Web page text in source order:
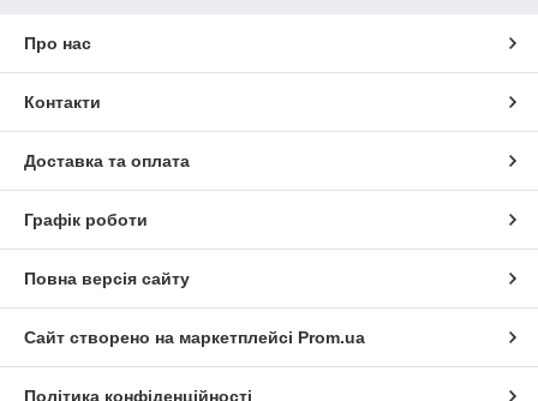
Про нас
Контакти
Доставка та оплата
Графік роботи
Повна версія сайту
Сайт створено на маркетплейсі Prom.ua
Політика конфіденційності